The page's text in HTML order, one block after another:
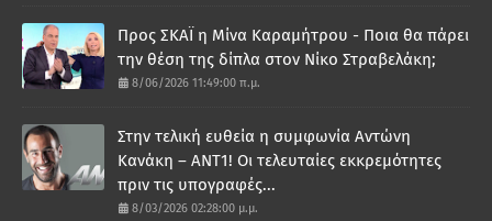
Προς ΣΚΑΪ η Μίνα Καραμήτρου - Ποια θα πάρει
την θέση της δίπλα στον Νίκο Στραβελάκη;
8/06/2026 11:49:00 π.μ.
Στην τελική ευθεία η συμφωνία Αντώνη
Κανάκη – ΑΝΤ1! Οι τελευταίες εκκρεμότητες
πριν τις υπογραφές...
8/03/2026 02:28:00 μ.μ.